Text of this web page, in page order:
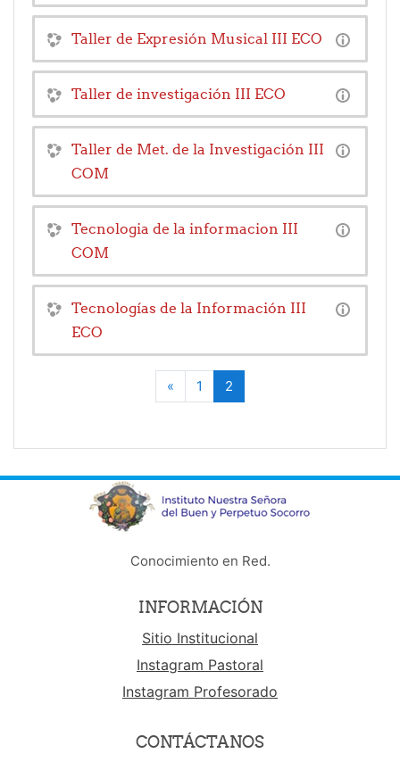
Taller de Expresión Musical III ECO
Taller de investigación III ECO
Taller de Met. de la Investigación III
COM
Tecnologia de la informacion III
COM
Tecnologías de la Información III
ECO
«
Anterior
1
2
(actual)
Conocimiento en Red.
INFORMACIÓN
Sitio Institucional
Instagram Pastoral
Instagram Profesorado
CONTÁCTANOS